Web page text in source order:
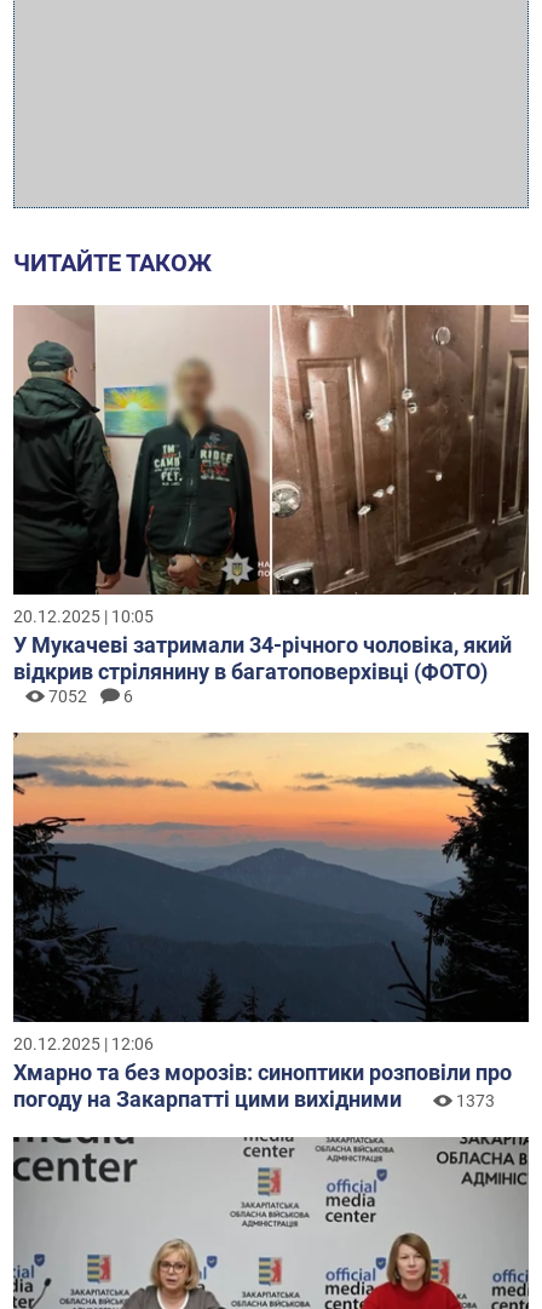
ЧИТАЙТЕ ТАКОЖ
20.12.2025 | 10:05
У Мукачеві затримали 34-річного чоловіка, який
відкрив стрілянину в багатоповерхівці (ФОТО)
7052 6
20.12.2025 | 12:06
Хмарно та без морозів: синоптики розповіли про
погоду на Закарпатті цими вихідними
1373